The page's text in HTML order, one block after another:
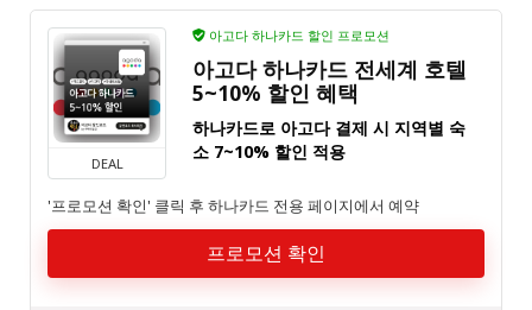
DEAL
아고다 하나카드 할인 프로모션
아고다 하나카드 전세계 호텔
5~10% 할인 혜택
하나카드로 아고다 결제 시 지역별 숙
소 7~10% 할인 적용
'프로모션 확인' 클릭 후 하나카드 전용 페이지에서 예약
프로모션 확인